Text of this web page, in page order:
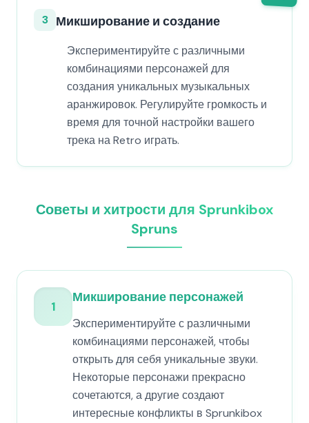
3 Микширование и создание
Экспериментируйте с различными
комбинациями персонажей для
создания уникальных музыкальных
аранжировок. Регулируйте громкость и
время для точной настройки вашего
трека на Retro играть.
Советы и хитрости для Sprunkibox
Spruns
1
Микширование персонажей
Экспериментируйте с различными
комбинациями персонажей, чтобы
открыть для себя уникальные звуки.
Некоторые персонажи прекрасно
сочетаются, а другие создают
интересные конфликты в Sprunkibox